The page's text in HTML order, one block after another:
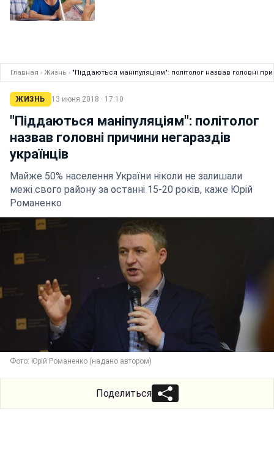
Главная › Жизнь › "Піддаються маніпуляціям": політолог назвав головні
ЖИЗНЬ 13 июня 2018 · 17:10
"Піддаються маніпуляціям": політолог
назвав головні причини негараздів
українців
Майже 50% населення України ніколи не залишали
межі свого району за останні 15-20 років, каже Юрій
Романенко
Фото: Юрій Романенко (надано автором)
Поделиться